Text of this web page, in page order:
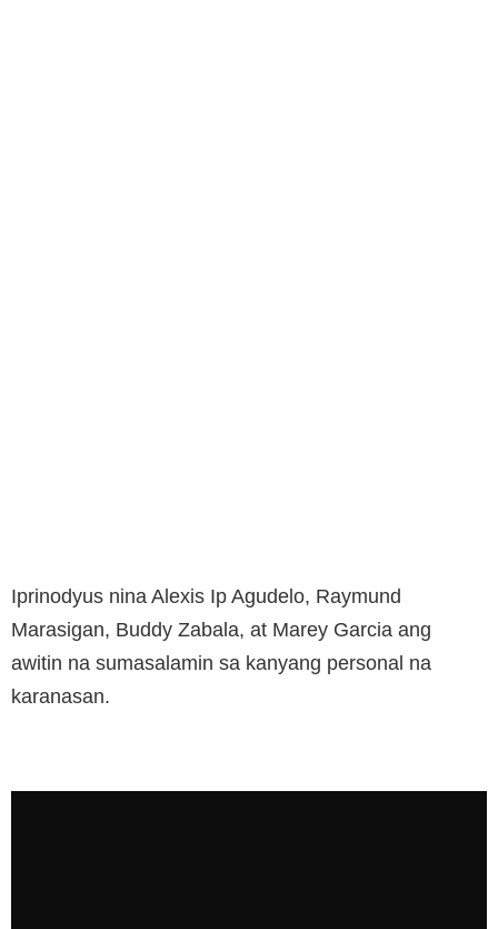
Iprinodyus nina Alexis Ip Agudelo, Raymund
Marasigan, Buddy Zabala, at Marey Garcia ang
awitin na sumasalamin sa kanyang personal na
karanasan.